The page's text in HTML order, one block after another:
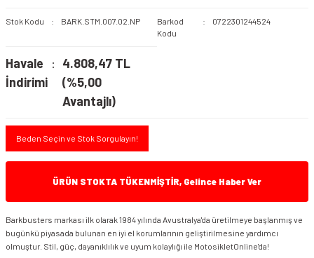
Stok Kodu BARK.STM.007.02.NP
Barkod
Kodu
0722301244524
Havale
İndirimi
4.808,47 TL
(%5,00
Avantajlı)
Beden Seçin ve Stok Sorgulayın!
ÜRÜN STOKTA TÜKENMİŞTİR, Gelince Haber Ver
Barkbusters markası ilk olarak 1984 yılında Avustralya'da üretilmeye başlanmış ve
bugünkü piyasada bulunan en iyi el korumlarının geliştirilmesine yardımcı
olmuştur. Stil, güç, dayanıklılık ve uyum kolaylığı ile MotosikletOnline'da!